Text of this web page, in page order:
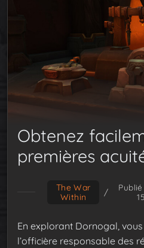
Obtenez
premières
The War
Within
/
En explorant Dornogal,
l’officière responsable des